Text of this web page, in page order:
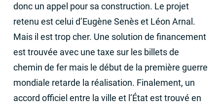
donc un appel pour sa construction. Le projet
retenu est celui d’Eugène Senès et Léon Arnal.
Mais il est trop cher. Une solution de financement
est trouvée avec une taxe sur les billets de
chemin de fer mais le début de la première guerre
mondiale retarde la réalisation. Finalement, un
accord officiel entre la ville et l’État est trouvé en